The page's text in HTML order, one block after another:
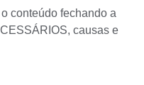
conteúdo fechando a
causas e